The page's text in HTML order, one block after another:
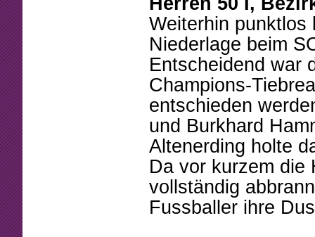
Mitgliedschaft
Arbeitsstunden
Formulare
Sponsoring
Tennistreff
Spielerbörse
Turniere
Ballmaschine
Weiterhin punktlos
Niederlage beim
Entscheidend war
Champions-
entschieden
und Burkhard
Altenerding holte
Da vor kurzem die
vollständig
Fussballer ihre